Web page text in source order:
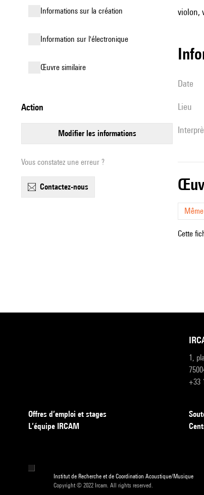
informations sur la création
Information sur l'électronique
œuvre similaire
action
modifier les informations
Vous constatez une erreur ?
contactez-nous
violon,
date
lieu
Cette
1,
+33
Offres d’emploi et stages
L’équipe IRCAM
Institut de Recherche et de Coordination Acoustique/Musique
Copyright © 2022 Ircam. All rights reserved.